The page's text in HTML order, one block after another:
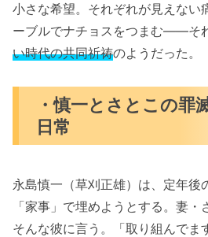
小さな希望。それぞれが見えない
ーブルでナチョスをつまむ――そ
い時代の共同祈祷のようだった。
・慎一とさとこの罪
日常
永島慎一（草刈正雄）は、定年後
「家事」で埋めようとする。妻
そんな彼に言う。「取り組んでま